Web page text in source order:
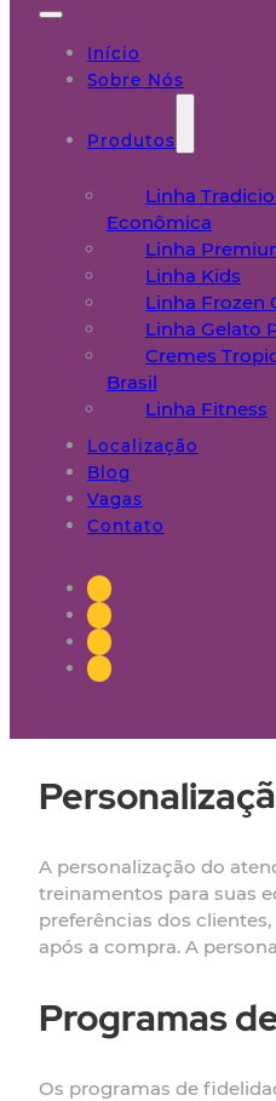
Início
Sobre Nós
Produtos
Linha
Econômica
Linha
Linha Kids
Linha Frozen
Linha Gelato
Cremes
Brasil
Linha Fitness
Localização
Blog
Vagas
Contato
A personalização do
treinamentos para suas
preferências dos
após a compra. A
Programas
Os programas de